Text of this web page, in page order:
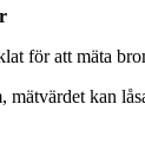
för att mäta
mätvärdet kan